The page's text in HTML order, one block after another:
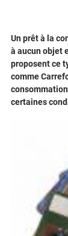
Un prêt à la
à aucun objet
proposent ce
comme
certaines